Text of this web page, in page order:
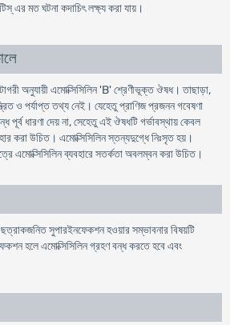
এর মত ঘটনা কদাচিৎ লক্ষ্য করা যায়।
অনুযায়ী এমোক্সিসিলিন 'B' শ্রেণীভূক্ত ঔষধ। তাছাড়া,
ও পর্যাপ্ত তথ্য নেই। যেহেতু প্রাণিজ প্রজনন গবেষণা
পূর্ব ধারণা দেয় না, সেহেতু এই ঔষধটি গর্ভাবস্থায় কেবল
করা উচিত। এমোক্সিসিলিন স্তন্যদুগ্ধে নিঃসৃত হয়।
এমোক্সিসিলিন ব্যবহারে সতর্কতা অবলম্বন করা উচিত।
ছত্রাকজনিত সুপারইনফেকশন হওয়ার সম্ভাবনার বিষয়টি
হলে এমোক্সিসিলিন গ্রহণ বন্ধ করতে হবে এবং